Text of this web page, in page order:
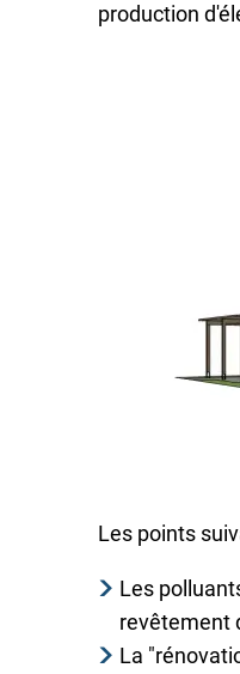
production
Les points
Les
revêtement
La